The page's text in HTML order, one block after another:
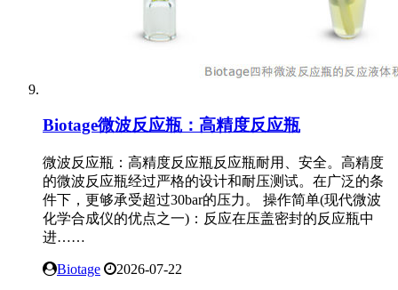
Biotage微波反应瓶：高精度反应瓶
微波反应瓶：高精度反应瓶反应瓶耐用、安全。高精度
的微波反应瓶经过严格的设计和耐压测试。在广泛的条
件下，更够承受超过30bar的压力。 操作简单(现代微波
化学合成仪的优点之一)：反应在压盖密封的反应瓶中
进……
Biotage 2026-07-22